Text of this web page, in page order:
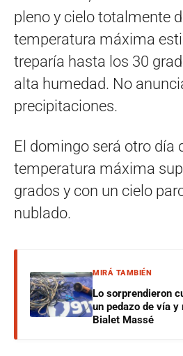
pleno y cielo totalmente
temperatura máxima
treparía hasta los 30
alta humedad. No
precipitaciones.
El domingo será otro día
temperatura máxima
grados y con un cielo
nublado.
MIRÁ TAMBIÉN
Lo sorprendieron
un pedazo de vía
Bialet Massé